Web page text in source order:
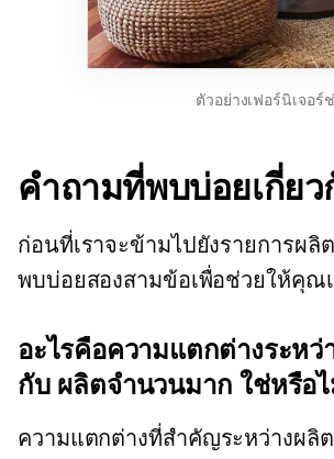
ตัวอย่างเฟอร์นิเจอร์
คำถามที่พบบ่อยเกี่ย
ก่อนที่เราจะข้ามไปยังรายการผ
พบบ่อยสองสามข้อเพื่อช่วยให้คุณ
อะไรคือความแตกต่างระหว่
กับ ผลิตจำนวนมาก ใช่หรือ
ความแตกต่างที่สำคัญระหว่างผ